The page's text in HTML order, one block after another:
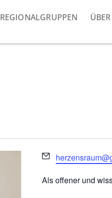
REGIONALGRUPPEN
Email
Als offener und